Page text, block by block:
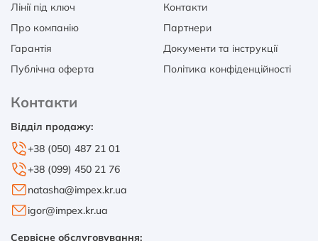
Лінії під ключ
Контакти
Про компанію
Партнери
Гарантія
Документи та інструкції
Публічна оферта
Політика конфіденційності
Контакти
Відділ продажу:
+38 (050) 487 21 01
+38 (099) 450 21 76
natasha@impex.kr.ua
igor@impex.kr.ua
Сервісне обслуговування: